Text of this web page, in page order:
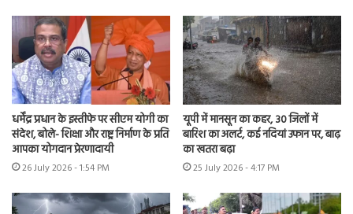
धर्मेंद्र प्रधान के इस्तीफे पर सीएम योगी का
संदेश, बोले- शिक्षा और राष्ट्र निर्माण के प्रति
आपका योगदान प्रेरणादायी
26 July 2026 - 1:54 PM
यूपी में मानसून का कहर, 30 जिलों में
बारिश का अलर्ट, कई नदियां उफान पर, बाढ़
का खतरा बढ़ा
25 July 2026 - 4:17 PM